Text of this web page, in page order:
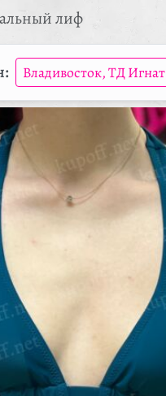
лиф
Владивосток, ТД Игнат